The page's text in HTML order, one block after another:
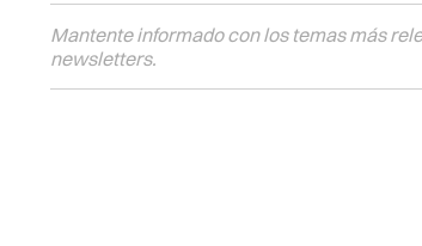
Mantente informado con los temas más
newsletters.